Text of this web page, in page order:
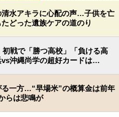
水アキラに心配の声…子供を亡
どった遺族ケアの道のり
初戦で「勝つ高校」「負ける高
沖縄尚学の超好カードは…
る一方…“早場米”の概算金は前年
らは悲鳴が